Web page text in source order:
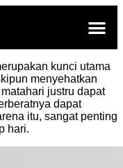
kunci utama
menyehatkan
justru dapat
dapat
itu, sangat penting
hari.